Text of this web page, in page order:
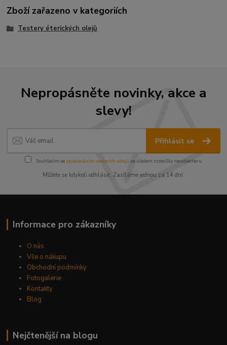
Zboží zařazeno v kategoriích
Testery éterických olejů
Nepropásněte novinky, akce a
slevy!
Přihlásit se
Souhlasím se zpracováním osobních údajůza účelem rozesílky newsletteru.
Můžete se kdykoli odhlásit. Zasíláme jednou za 14 dní.
Informace pro zákazníky
O nás
Vše o nákupu
Obchodní podmínky
Fotogalerie
Kontakty
Blog
Nejčtenější na blogu